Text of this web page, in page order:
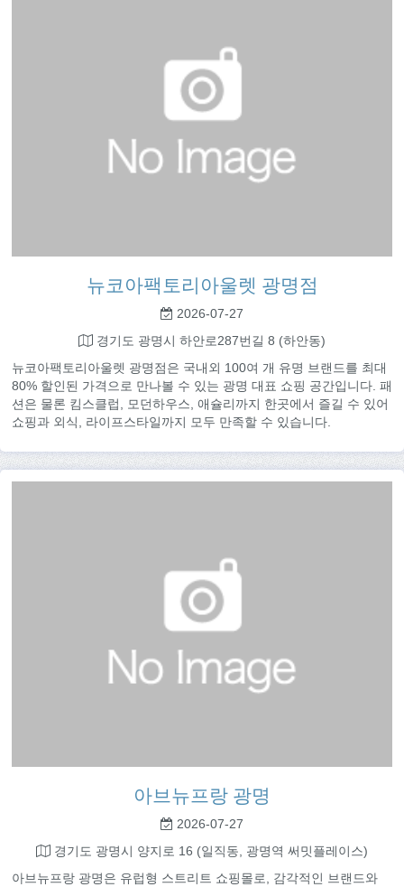
뉴코아팩토리아울렛 광명점
2026-07-27
경기도 광명시 하안로287번길 8 (하안동)
뉴코아팩토리아울렛 광명점은 국내외 100여 개 유명 브랜드를 최대
80% 할인된 가격으로 만나볼 수 있는 광명 대표 쇼핑 공간입니다. 패
션은 물론 킴스클럽, 모던하우스, 애슐리까지 한곳에서 즐길 수 있어
쇼핑과 외식, 라이프스타일까지 모두 만족할 수 있습니다.
아브뉴프랑 광명
2026-07-27
경기도 광명시 양지로 16 (일직동, 광명역 써밋플레이스)
아브뉴프랑 광명은 유럽형 스트리트 쇼핑몰로, 감각적인 브랜드와